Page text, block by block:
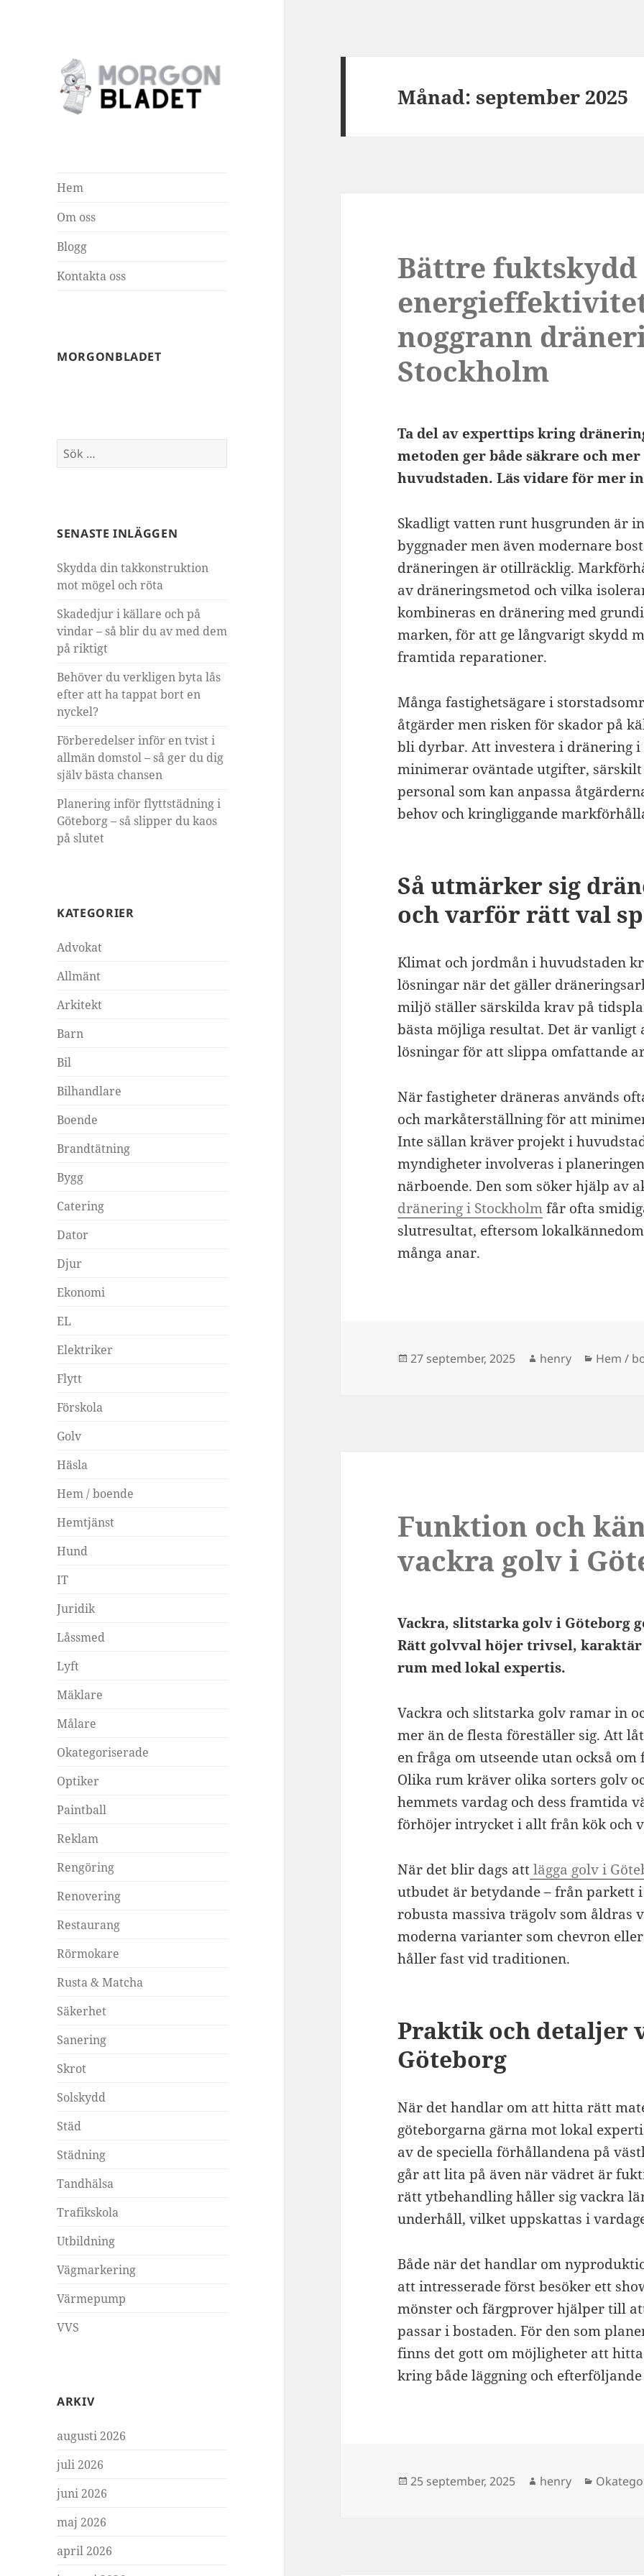
Hem
Om oss
Blogg
Kontakta oss
MORGONBLADET
Sök
efter:
SENASTE INLÄGGEN
Skydda din takkonstruktion
mot mögel och röta
Skadedjur i källare och på
vindar – så blir du av med dem
på riktigt
Behöver du verkligen byta lås
efter att ha tappat bort en
nyckel?
Förberedelser inför en tvist i
allmän domstol – så ger du dig
själv bästa chansen
Planering inför flyttstädning i
Göteborg – så slipper du kaos
på slutet
KATEGORIER
Advokat
Allmänt
Arkitekt
Barn
Bil
Bilhandlare
Boende
Brandtätning
Bygg
Catering
Dator
Djur
Ekonomi
EL
Elektriker
Flytt
Förskola
Golv
Häsla
Hem / boende
Hemtjänst
Hund
IT
Juridik
Låssmed
Lyft
Mäklare
Målare
Okategoriserade
Optiker
Paintball
Reklam
Rengöring
Renovering
Restaurang
Rörmokare
Rusta & Matcha
Säkerhet
Sanering
Skrot
Solskydd
Städ
Städning
Tandhälsa
Trafikskola
Utbildning
Vägmarkering
Värmepump
VVS
ARKIV
augusti 2026
juli 2026
juni 2026
maj 2026
april 2026
Månad:september 2025
Bättre fuktskydd
noggrann
Stockholm
Ta del av experttips kring
metoden ger både säkrare och
huvudstaden. Läs vidare för mer
Skadligt vatten runt husgrunden är
byggnader men även modernare
dräneringen är otillräcklig.
av dräneringsmetod och vilka
kombineras en dränering med
marken, för att ge långvarigt skydd
framtida reparationer.
Många fastighetsägare i
åtgärder men risken för skador på
bli dyrbar. Att investera i dränering i
minimerar oväntade utgifter,
personal som kan anpassa
behov och kringliggande
Så utmärker sig
och varför rätt val
Klimat och jordmån i huvudstaden
lösningar när det gäller
miljö ställer särskilda krav på
bästa möjliga resultat. Det är
lösningar för att slippa omfattande
När fastigheter dräneras används
och markåterställning för att
Inte sällan kräver projekt i
myndigheter involveras i
närboende. Den som söker hjälp av
dränering i Stockholmfår ofta
slutresultat, eftersom
många anar.
Postat
27 september, 2025 Författare
henry Hem /
Funktion och
vackra golv i
Vackra, slitstarka golv i Göteborg
Rätt golvval höjer trivsel, karaktär
rum med lokal expertis.
Vackra och slitstarka golv ramar in
mer än de flesta föreställer sig. Att
en fråga om utseende utan också
Olika rum kräver olika sorters golv
hemmets vardag och dess framtida
förhöjer intrycket i allt från kök och
När det blir dags attlägga golv i
utbudet är betydande – från
robusta massiva trägolv som åldras
moderna varianter som chevron
håller fast vid traditionen.
Praktik och detaljer
Göteborg
När det handlar om att hitta rätt
göteborgarna gärna mot lokal
av de speciella förhållandena på
går att lita på även när vädret är
rätt ytbehandling håller sig vackra
underhåll, vilket uppskattas i
Både när det handlar om
att intresserade först besöker ett
mönster och färgprover hjälper till
passar i bostaden. För den som
finns det gott om möjligheter att
kring både läggning och efterföljande
Postat
25 september, 2025 Författare
henry